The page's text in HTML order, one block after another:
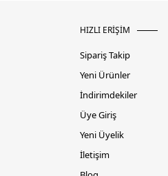
HIZLI ERİŞİM
Sipariş Takip
Yeni Ürünler
İndirimdekiler
Üye Giriş
Yeni Üyelik
İletişim